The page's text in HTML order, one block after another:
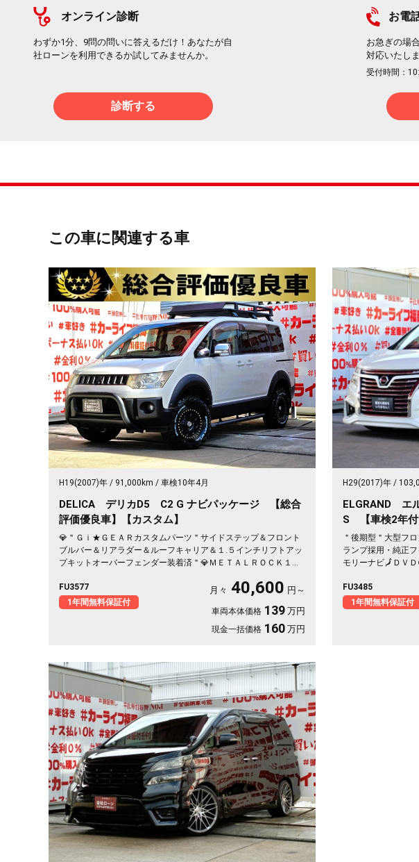
オンライン診断
わずか1分、9問の問いに答えるだけ！あなたが自
社ローンを利用できるか試してみませんか。
診断する
お電
お急ぎの場
対応いたしま
受付時間：
この車に関連する車
H19(2007)年 91,000km 車検10年4月
DELICA デリカD5 C2 G ナビパッケージ 【総合
評価優良車】【カスタム】
💎＂Ｇｉ★ＧＥＡＲカスタムパーツ＂サイドステップ＆フロント
ブルバー＆リアラダー＆ルーフキャリア＆１.５インチリフトアッ
プキットオーバーフェンダー装着済＂💎ＭＥＴＡＬＲＯＣＫ１６
レザー調シートカバー付💎両側スライドドア＆左側パワースライ
ドドアで乗り降り楽々快適🚪高速走行はクルーズコントロールで
楽々運転🏁純正ＨＤＤナビ🗾ＤＶＤ💿地デジフルセグＴＶ📺走行
FU3577
1年間無料保証付
月々 40,600 円～
車両本体価格 139 万円
現金一括価格 160 万円
H29(2017)年
ELGRAND エ
S 【車検2年付
＂後期型＂大型フ
ランプ採用・純正
モリーナビ🗾ＤＶ
ドサンシェード付
プテンシートタイ
に高級感を演出💺
ブレコーダー付き
FU3485
1年間無料保証付